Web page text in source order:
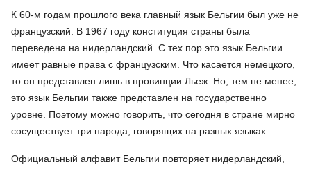
К 60-м годам прошлого века главный язык Бельгии был уже не
французский. В 1967 году конституция страны была
переведена на нидерландский. С тех пор это язык Бельгии
имеет равные права с французским. Что касается немецкого,
то он представлен лишь в провинции Льеж. Но, тем не менее,
это язык Бельгии также представлен на государственно
уровне. Поэтому можно говорить, что сегодня в стране мирно
сосуществует три народа, говорящих на разных языках.
Официальный алфавит Бельгии повторяет нидерландский,